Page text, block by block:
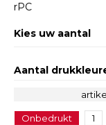
rPC
Kies uw aantal
Aantal
Onbedrukt 1